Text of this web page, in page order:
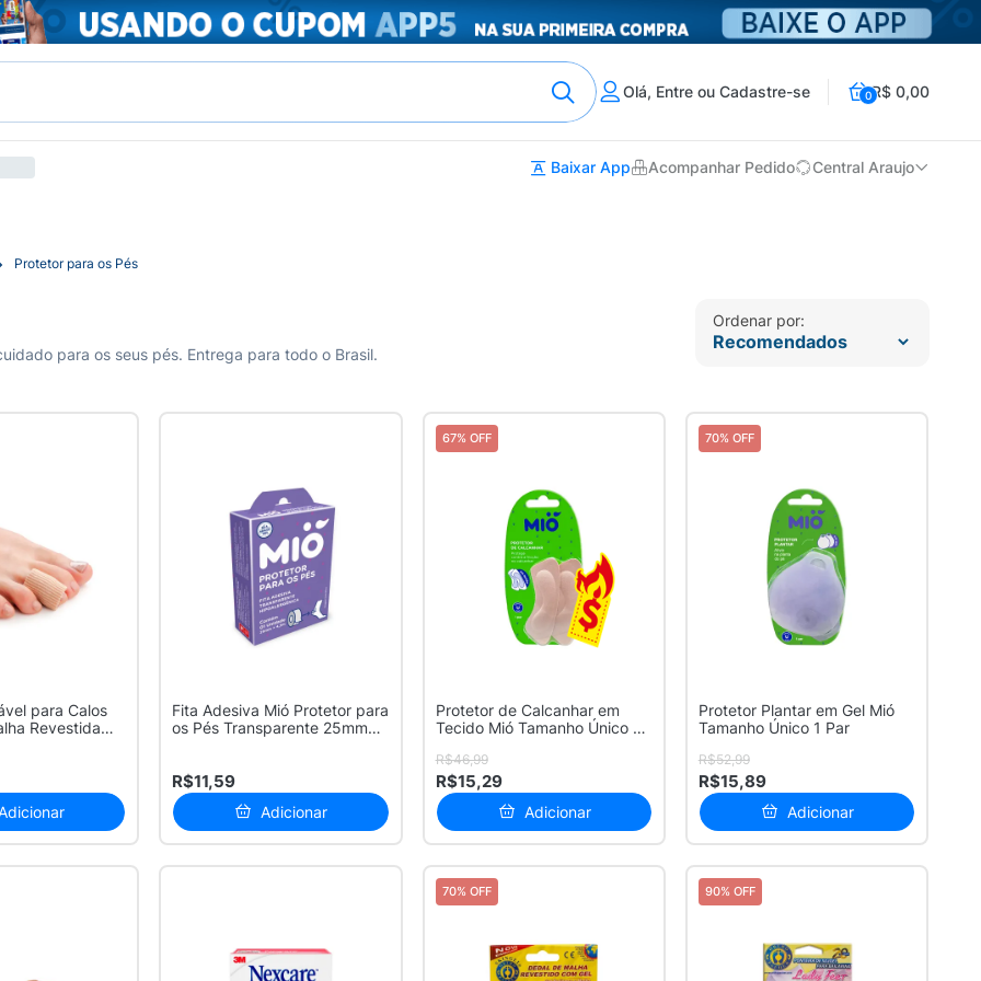
Olá, Entre ou Cadastre-se 0R$ 0,00
Baixar App Acompanhar Pedido Central Araujo
Protetor para os Pés
para os seus pés. Entrega para todo o Brasil.
Ordenar por:
para Calos
Revestida
Fita Adesiva Mió Protetor para
os Pés Transparente 25mm
R$11,59
Adicionar
67% OFF
Protetor de Calcanhar em
Tecido Mió Tamanho Único 1
R$46,99
R$15,29
Adicionar
70% OFF
Protetor Plantar em Gel Mió
Tamanho Único 1 Par
R$52,99
R$15,89
Adicionar
70% OFF 90% OFF